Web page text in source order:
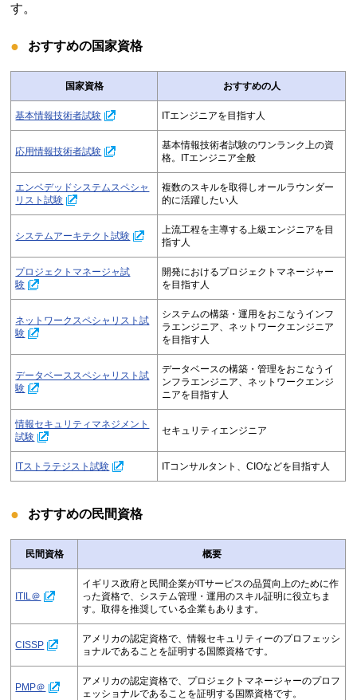
す。
おすすめの国家資格
国家資格 おすすめの人
基本情報技術者試験 ITエンジニアを目指す人
応用情報技術者試験
基本情報技術者試験のワンランク上の資
格。ITエンジニア全般
エンベデッドシステムスペシャ
リスト試験
複数のスキルを取得しオールラウンダー
的に活躍したい人
システムアーキテクト試験
上流工程を主導する上級エンジニアを目
指す人
プロジェクトマネージャ試
験
開発におけるプロジェクトマネージャー
を目指す人
ネットワークスペシャリスト試
験
システムの構築・運用をおこなうインフ
ラエンジニア、ネットワークエンジニア
を目指す人
データベーススペシャリスト試
験
データベースの構築・管理をおこなうイ
ンフラエンジニア、ネットワークエンジ
ニアを目指す人
情報セキュリティマネジメント
試験
セキュリティエンジニア
ITストラテジスト試験 ITコンサルタント、CIOなどを目指す人
おすすめの民間資格
民間資格 概要
ITIL＠
イギリス政府と民間企業がITサービスの品質向上のために作
った資格で、システム管理・運用のスキル証明に役立ちま
す。取得を推奨している企業もあります。
CISSP
アメリカの認定資格で、情報セキュリティーのプロフェッシ
ョナルであることを証明する国際資格です。
PMP＠
アメリカの認定資格で、プロジェクトマネージャーのプロフ
ェッショナルであることを証明する国際資格です。